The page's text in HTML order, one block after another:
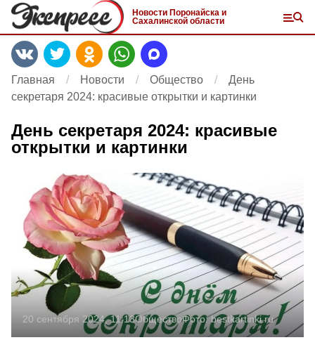
Новости Поронайска и
Сахалинской области
Главная Новости Общество
День
секретаря 2024: красивые открытки и картинки
День секретаря 2024: красивые
открытки и картинки
20 сентября 2024, 11:13ОбществоФото:bestkartinki.ru